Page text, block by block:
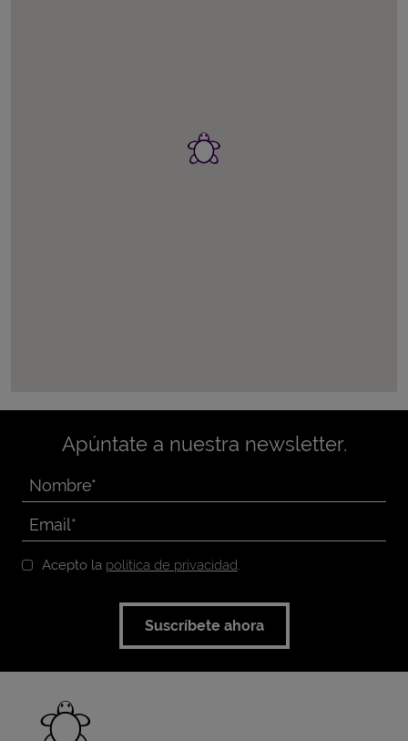
Apúntate a nuestra newsletter.
Acepto la política de privacidad.
Suscríbete ahora